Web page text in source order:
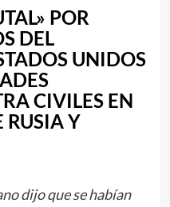
POR
DEL
UNIDOS
CIVILES EN
RUSIA Y
dijo que se habían